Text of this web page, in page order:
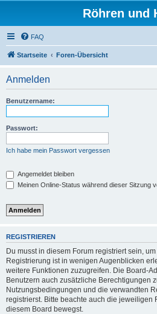
Röhren und
FAQ
Startseite Foren-Übersicht
Anmelden
Benutzername:
Passwort:
Ich habe mein Passwort vergessen
Angemeldet bleiben
Meinen Online-Status während dieser Sitzung
REGISTRIEREN
Du musst in diesem Forum registriert sein,
Registrierung ist in wenigen Augenblicken
weitere Funktionen zuzugreifen. Die Board-
Benutzern auch zusätzliche Berechtigungen
Nutzungsbedingungen und die verwandten
registrierst. Bitte beachte auch die jeweiligen
diesem Board bewegst.